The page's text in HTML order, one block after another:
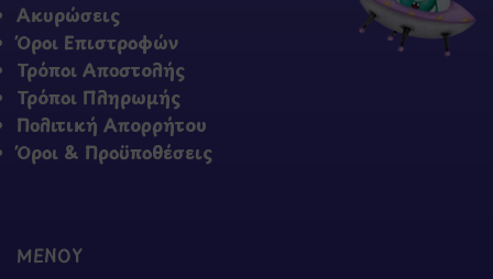
Ακυρώσεις
Όροι Επιστροφών
Τρόποι Αποστολής
Τρόποι Πληρωμής
Πολιτική Απορρήτου
Όροι & Προϋποθέσεις
ΜΕΝΟΥ